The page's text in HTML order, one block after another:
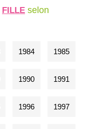
FILLEselon
1984 1985
1990 1991
1996 1997